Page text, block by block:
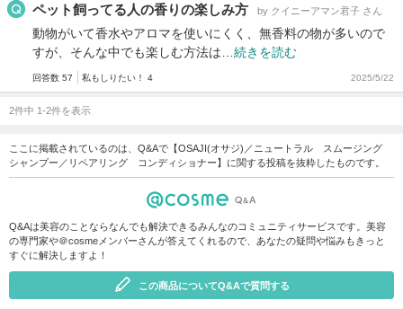
ペット飼ってる人の香りの楽しみ方 by クイニーアマン君子 さん
動物がいて香水やアロマを使いにくく、無香料の物が多いので
すが、そんな中でも楽しむ方法は… 続きを読む
回答数 57 私もしりたい！ 4 2025/5/22
2件中 1-2件を表示
ここに掲載されているのは、Q&Aで【OSAJI(オサジ)／ニュートラル スムージング
シャンプー／リペアリング コンディショナー】に関する投稿を抜粋したものです。
Q&Aは美容のことならなんでも解決できるみんなのコミュニティサービスです。美容
の専門家や＠cosmeメンバーさんが答えてくれるので、あなたの疑問や悩みもきっと
すぐに解決しますよ！
この商品についてQ&Aで質問する